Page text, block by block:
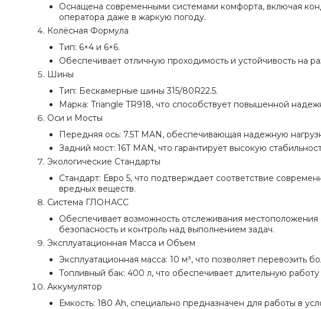
Оснащена современными системами комфорта, включая
оператора даже в жаркую погоду.
Колёсная Формула
Тип: 6×4 и 6×6.
Обеспечивает отличную проходимость и устойчивость на
Шины
Тип: Бескамерные шины 315/80R22.5.
Марка: Triangle TR918, что способствует повышенной
Оси и Мосты
Передняя ось: 7.5T MAN, обеспечивающая надежную
Задний мост: 16T MAN, что гарантирует высокую
Экологические Стандарты
Стандарт: Евро 5, что подтверждает соответствие
вредных веществ.
Система ГЛОНАСС
Обеспечивает возможность отслеживания
безопасность и контроль над выполнением задач.
Эксплуатационная Масса и Объем
Эксплуатационная масса: 10 м³, что позволяет перевозить
Топливный бак: 400 л, что обеспечивает длительную
Аккумулятор
Емкость: 180 Ah, специально предназначен для работы в